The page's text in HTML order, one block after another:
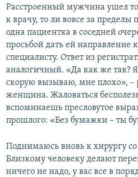
Расстроенный мужчина ушел то
к врачу, то ли вовсе за
одна пациентка в соседней
просьбой дать ей направление
специалисту. Ответ из
аналогичный. «Да как же так?
скорую вызываю, мне плохо», –
женщина. Жаловаться
вспоминаешь пресловутое
прошлого: «Без бумажки – ты
Поднимаюсь вновь к хирургу
Близкому человеку делают
ничего не надо, у вас все в